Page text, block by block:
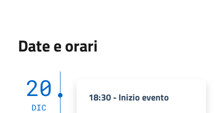
Date e orari
20
DIC
18:30 - Inizio evento